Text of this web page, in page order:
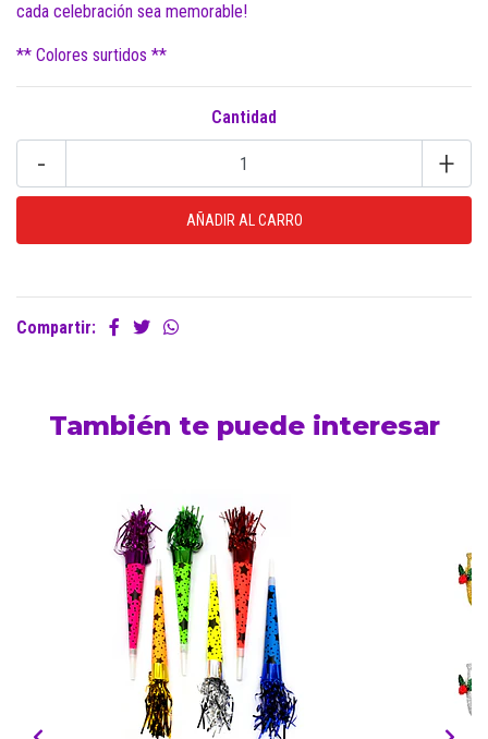
cada celebración sea memorable!
** Colores surtidos **
Cantidad
- +
Compartir:
También te puede interesar